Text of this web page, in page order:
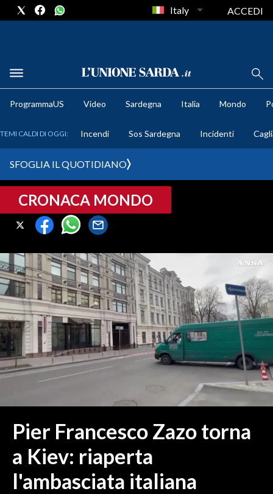
METEO
CRONACA SARDEGNA
CAGLIARI
SULCIS IGLESIENTE
MEDIO CAMPIDANO
ORISTANO E PROVINCIA
SASSARI E PROVINCIA
GALLURA
NUORO E PROVINCIA
OGLIASTRA
ITALIA
MONDO
POLITICA
Italy ACCEDI
ProgrammaUS Video Sardegna Italia Mondo
TEMI CALDI DI OGGI: Incendi Sos Sardegna Incidenti
SFOGLIA IL QUOTIDIANO
CRONACA MONDO
Pier Francesco Zazo torna
a Kiev: riaperta
l'ambasciata italiana